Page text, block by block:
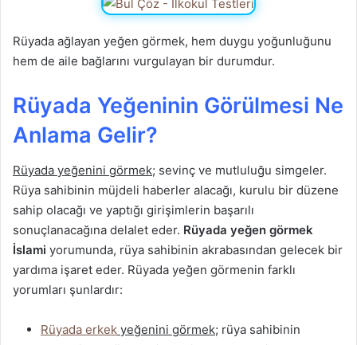
Rüyada ağlayan yeğen görmek, hem duygu yoğunluğunu
hem de aile bağlarını vurgulayan bir durumdur.
Rüyada Yeğeninin Görülmesi Ne
Anlama Gelir?
Rüyada yeğenini görmek; sevinç ve mutluluğu simgeler.
Rüya sahibinin müjdeli haberler alacağı, kurulu bir düzene
sahip olacağı ve yaptığı girişimlerin başarılı
sonuçlanacağına delalet eder. Rüyada yeğen görmek
İslami yorumunda, rüya sahibinin akrabasından gelecek bir
yardıma işaret eder. Rüyada yeğen görmenin farklı
yorumları şunlardır:
Rüyada erkek yeğenini görmek; rüya sahibinin